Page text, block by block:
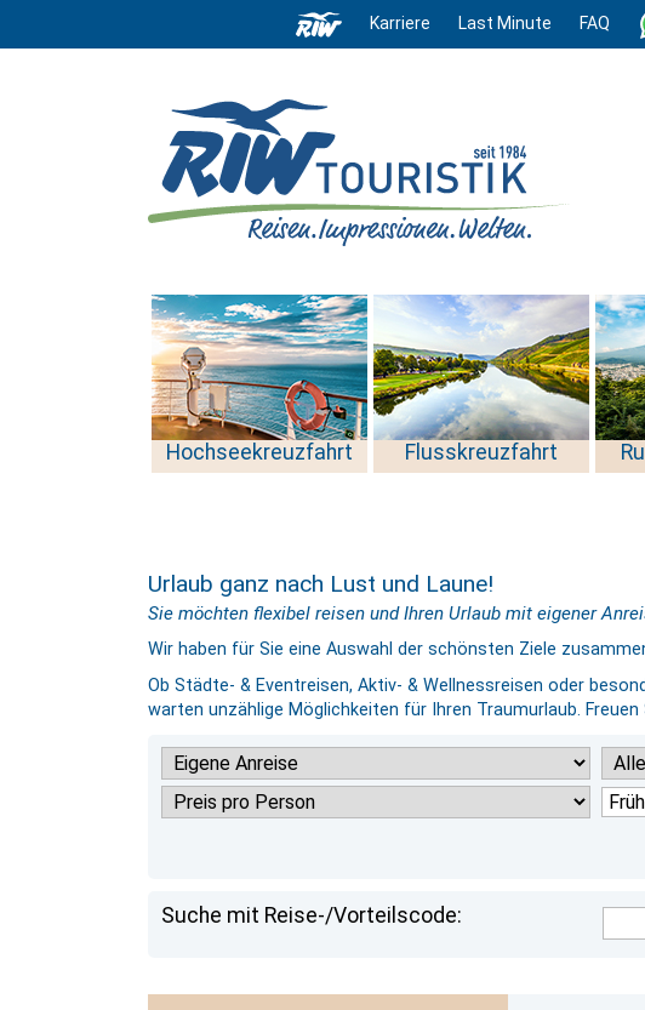
Karriere Last Minute FAQ
Hochseekreuzfahrt Flusskreuzfahrt
Urlaub ganz nach Lust und Laune!
Sie möchten flexibel reisen und Ihren Urlaub mit eigener
Wir haben für Sie eine Auswahl der schönsten Ziele
Ob Städte- & Eventreisen, Aktiv- & Wellnessreisen oder
warten unzählige Möglichkeiten für Ihren Traumurlaub.
Suche mit Reise-/Vorteilscode: